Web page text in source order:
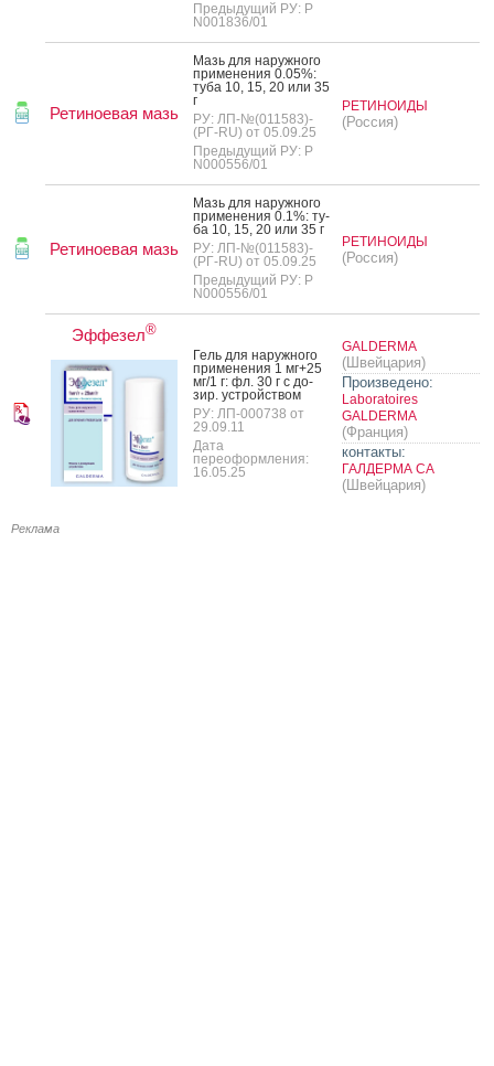
Предыдущий РУ: Р
N001836/01
Ретиноевая мазь
Мазь для на­руж­но­го
при­мене­ния 0.05%:
ту­ба 10, 15, 20 или 35
г
РУ: ЛП-№(011583)-
(РГ-RU) от 05.09.25
Предыдущий РУ: Р
N000556/01
РЕТИНОИДЫ
(Россия)
Ретиноевая мазь
Мазь для на­руж­но­го
при­мене­ния 0.1%: ту­
ба 10, 15, 20 или 35 г
РУ: ЛП-№(011583)-
(РГ-RU) от 05.09.25
Предыдущий РУ: Р
N000556/01
РЕТИНОИДЫ
(Россия)
Эффезел®
Гель для на­руж­но­го
при­мене­ния 1 мг+25
мг/1 г: фл. 30 г с до­
зир. ус­трой­ством
РУ: ЛП-000738 от
29.09.11
Дата
переоформления:
16.05.25
GALDERMA
(Швейцария)
Произведено:
Laboratoires
GALDERMA
(Франция)
контакты:
ГАЛДЕРМА СА
(Швейцария)
Реклама